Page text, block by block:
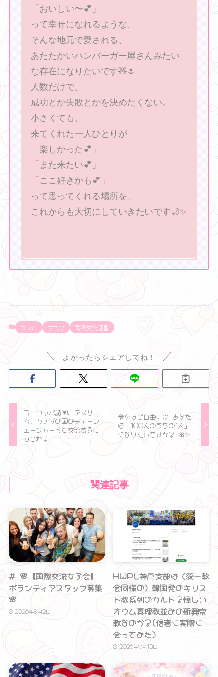
「おいしい〜💕」
って幸せになれるような、
そんな地元で愛される、
あたたかいハンバーガー屋さんみたい
な存在になりたいです🧸🌷
人数だけで、
成功とか失敗とかを決めたくない。
小さくても、
来てくれた一人ひとりが
「楽しかった💕」
「また来たい💕」
「ここ好きかも💕」
って思ってくれる場所を、
これからも大切にしていきたいです🌙✨
コラム ブログ 国際交流活動
よかったらシェアしてね！
ヨーロッパ諸国、アメリ
カ、カナダの国のティーン
エージャーらと交流するに
はこれ！
参加はご自由に♡ あなた
は「100人のうちの1人」
になりたいですか？ 🎀✨
関連記事
# 🌸【国際交流女子会】
ボランティアスタッフ募集
🌸
2026年8月2日
HWPL神戸支部は（統一教
会同様の）韓国発のキリス
ト教系列のカルト？怪しい
オウム真理教並みの新興宗
教なのか？(信者に実際に
会ってみた）
2026年7月13日